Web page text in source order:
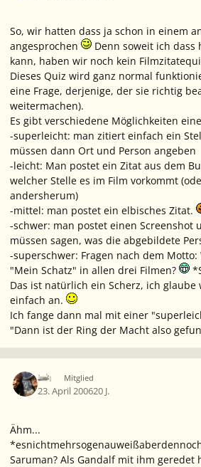
So, wir hatten dass ja schon in einem
angesprochen
Denn soweit ich dass
kann, haben wir noch kein
Dieses Quiz wird ganz normal
eine Frage, derjenige, der sie richtig
weitermachen).
Es gibt verschiedene Möglichkeiten
-superleicht: man zitiert einfach ein
müssen dann Ort und Person angeben
-leicht: Man postet ein Zitat aus dem
welcher Stelle es im Film vorkommt
andersherum)
-mittel: man postet ein elbisches Zitat.
-schwer: man postet einen Screenshot
müssen sagen, was die abgebildete
-superschwer: Fragen nach dem Motto:
"Mein Schatz" in allen drei Filmen?
Das ist natürlich ein Scherz, ich glaube
einfach an.
Ich fange dann mal mit einer
"Dann ist der Ring der Macht also
Ich Mitglied
23. April 200620 J.
Ähm...
Saruman? Als Gandalf mit ihm geredet